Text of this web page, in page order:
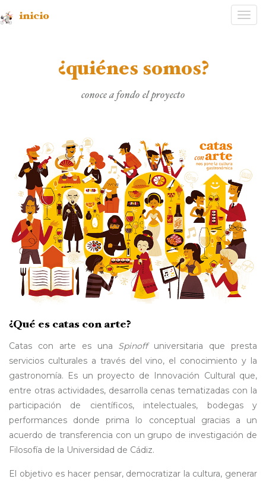
inicio
¿quiénes somos?
conoce a fondo el proyecto
¿Qué es catas con arte?
Catas con arte es una Spinoffuniversitaria que presta
servicios culturales a través del vino, el conocimiento y la
gastronomía. Es un proyecto de Innovación Cultural que,
entre otras actividades, desarrolla cenas tematizadas con la
participación de científicos, intelectuales, bodegas y
performances donde prima lo conceptual gracias a un
acuerdo de transferencia con un grupo de investigación de
Filosofía de la Universidad de Cádiz.
El objetivo es hacer pensar, democratizar la cultura, generar